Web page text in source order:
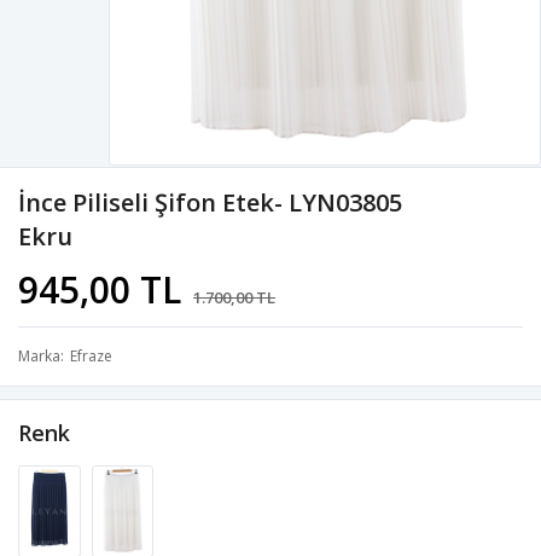
İnce Piliseli Şifon Etek- LYN03805
Ekru
945,00 TL 1.700,00 TL
Marka Efraze
Renk